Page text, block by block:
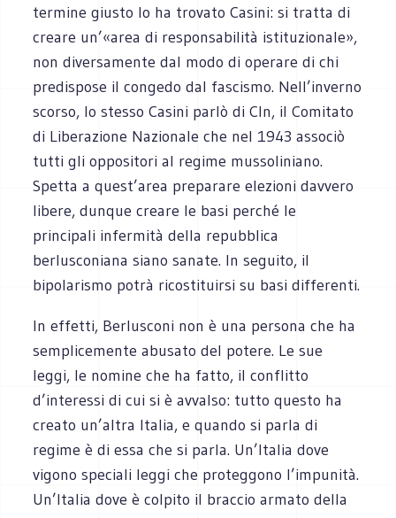
termine giusto lo ha trovato Casini: si tratta di
creare un’«area di responsabilità istituzionale»,
non diversamente dal modo di operare di chi
predispose il congedo dal fascismo. Nell’inverno
scorso, lo stesso Casini parlò di Cln, il Comitato
di Liberazione Nazionale che nel 1943 associò
tutti gli oppositori al regime mussoliniano.
Spetta a quest’area preparare elezioni davvero
libere, dunque creare le basi perché le
principali infermità della repubblica
berlusconiana siano sanate. In seguito, il
bipolarismo potrà ricostituirsi su basi differenti.
In effetti, Berlusconi non è una persona che ha
semplicemente abusato del potere. Le sue
leggi, le nomine che ha fatto, il conflitto
d’interessi di cui si è avvalso: tutto questo ha
creato un’altra Italia, e quando si parla di
regime è di essa che si parla. Un’Italia dove
vigono speciali leggi che proteggono l’impunità.
Un’Italia dove è colpito il braccio armato della